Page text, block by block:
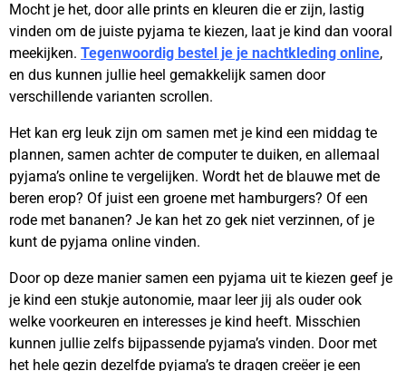
Mocht je het, door alle prints en kleuren die er zijn, lastig
vinden om de juiste pyjama te kiezen, laat je kind dan vooral
meekijken. Tegenwoordig bestel je je nachtkleding online,
en dus kunnen jullie heel gemakkelijk samen door
verschillende varianten scrollen.
Het kan erg leuk zijn om samen met je kind een middag te
plannen, samen achter de computer te duiken, en allemaal
pyjama’s online te vergelijken. Wordt het de blauwe met de
beren erop? Of juist een groene met hamburgers? Of een
rode met bananen? Je kan het zo gek niet verzinnen, of je
kunt de pyjama online vinden.
Door op deze manier samen een pyjama uit te kiezen geef je
je kind een stukje autonomie, maar leer jij als ouder ook
welke voorkeuren en interesses je kind heeft. Misschien
kunnen jullie zelfs bijpassende pyjama’s vinden. Door met
het hele gezin dezelfde pyjama’s te dragen creëer je een